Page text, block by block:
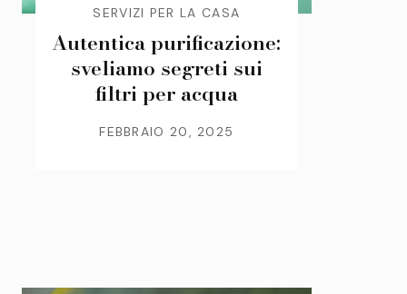
SERVIZI PER LA CASA
Autentica purificazione:
sveliamo segreti sui
filtri per acqua
FEBBRAIO 20, 2025